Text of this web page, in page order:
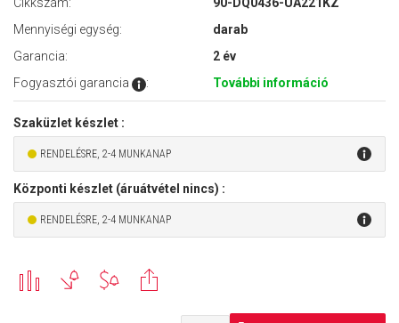
Cikkszám:
90-DQ0436-UA221KZ
Mennyiségi egység:
darab
Garancia:
2 év
Fogyasztói garancia
: További információ
Szaküzlet készlet :
RENDELÉSRE, 2-4 MUNKANAP
Központi készlet (áruátvétel nincs) :
RENDELÉSRE, 2-4 MUNKANAP